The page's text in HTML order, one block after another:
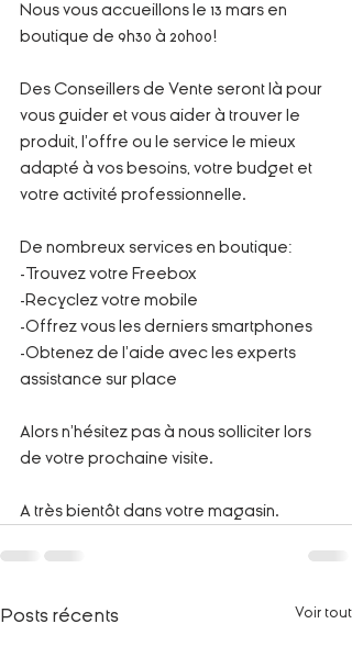
Nous vous accueillons le 13 mars en
boutique de 9h30 à 20h00!
Des Conseillers de Vente seront là pour
vous guider et vous aider à trouver le
produit, l’offre ou le service le mieux
adapté à vos besoins, votre budget et
votre activité professionnelle.
De nombreux services en boutique:
-Trouvez votre Freebox
-Recyclez votre mobile
-Offrez vous les derniers smartphones
-Obtenez de l'aide avec les experts
assistance sur place
Alors n’hésitez pas à nous solliciter lors
de votre prochaine visite.
A très bientôt dans votre magasin.
Posts récents Voir tout